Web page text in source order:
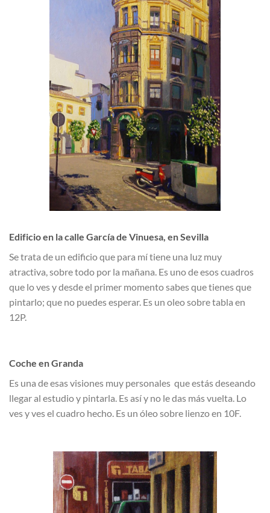
Edificio en la calle García de Vinuesa, en Sevilla
Se trata de un edificio que para mí tiene una luz muy
atractiva, sobre todo por la mañana. Es uno de esos cuadros
que lo ves y desde el primer momento sabes que tienes que
pintarlo; que no puedes esperar. Es un oleo sobre tabla en
12P.
Coche en Granda
Es una de esas visiones muy personales que estás deseando
llegar al estudio y pintarla. Es así y no le das más vuelta. Lo
ves y ves el cuadro hecho. Es un óleo sobre lienzo en 10F.